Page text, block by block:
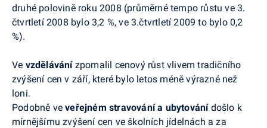
druhé polovině roku 2008 (průměrné tempo růstu ve 3.
čtvrtletí 2008 bylo 3,2 %, ve 3.čtvrtletí 2009 to bylo 0,2
%).
Ve vzdělávánízpomalil cenový růst vlivem tradičního
zvýšení cen v září, které bylo letos méně výrazné než
loni.
Podobně veveřejném stravování a ubytovánídošlo k
mírnějšímu zvýšení cen ve školních jídelnách a za